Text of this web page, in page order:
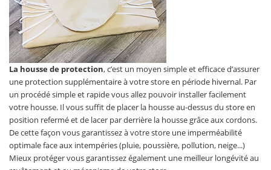
La housse de protection, c’est un moyen simple et efficace d’assurer
une protection supplémentaire à votre store en période hivernal. Par
un procédé simple et rapide vous allez pouvoir installer facilement
votre housse. Il vous suffit de placer la housse au-dessus du store en
position refermé et de lacer par derrière la housse grâce aux cordons.
De cette façon vous garantissez à votre store une imperméabilité
optimale face aux intempéries (pluie, poussière, pollution, neige...)
Mieux protéger vous garantissez également une meilleur longévité au